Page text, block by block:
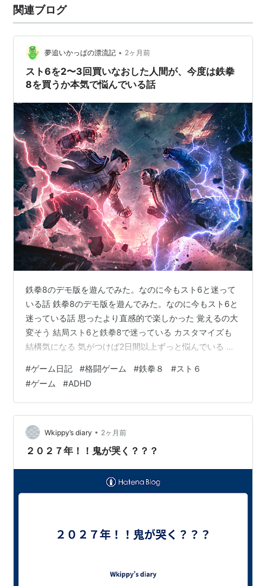
関連ブログ
夢追いかっぱの漂流記 • 2ヶ月前
スト6を2〜3回買いなおした人間が、今度は鉄拳
8を買うか本気で悩んでいる話
鉄拳8のデモ版を遊んでみた。なのに今もスト6と迷って
いる話 鉄拳8のデモ版を遊んでみた。なのに今もスト6と
迷っている話 思ったより直感的で楽しかった 覚えるの大
変そう 結局スト6と鉄拳8で迷っている カスタマイズも
結構気になる 気がつけば2日間以上ずっと悩んでいる こ
想 最近、格闘ゲームが気になっています。 ただ、問題が
あります。私は昔から興味があちこち飛びやすいタイプ
です。 「これ面白そう！」と思って買ったのに、数週間
後には別のゲームが気になっていることも珍しくありま
せん。 実際、ストリートファイター6も過去に2〜3回買
いなおす（笑）。し…
#ゲーム日記 #格闘ゲーム #鉄拳８ #スト６
#ゲーム #ADHD
Wkippy’s diary • 2ヶ月前
２０２７年！！鬼が哭く？？？